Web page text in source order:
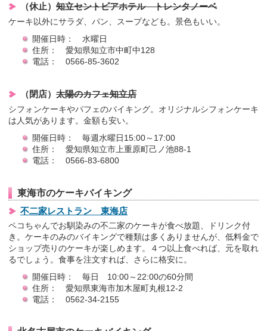
（休止） 知立セントピアホテル トレンタノーベ
ケーキ以外にサラダ、パン、スープなども。景色もいい。
開催日時： 水曜日
住所： 愛知県知立市中町中128
電話： 0566-85-3602
（閉店） 太陽のカフェ知立店
シフォンケーキやパフェのバイキング。オリジナルシフォンケーキ
は人気があります。金額も安い。
開催日時： 毎週水曜日15:00～17:00
住所： 愛知県知立市上重原町己ノ池88-1
電話： 0566-83-6800
東海市のケーキバイキング
不二家レストラン 東海店
ペコちゃんでお馴染みの不二家のケーキが食べ放題、ドリンク付
き。ケーキのみのバイキングで種類は多くありませんが、低料金で
ショップ売りのケーキが楽しめます。４つ以上食べれば、元を取れ
るでしょう。食事を注文すれば、さらに格安に。
開催日時： 毎日 10:00～22:00の60分間
住所： 愛知県東海市加木屋町丸根12-2
電話： 0562-34-2155